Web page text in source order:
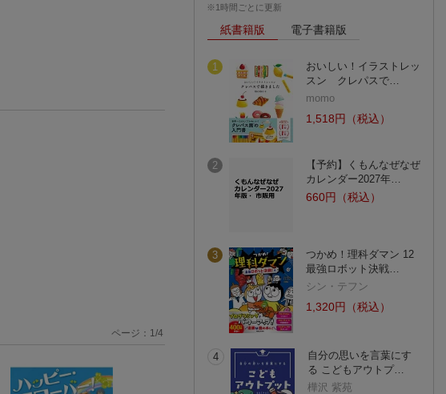
ページ： 1 /4
※1時間ごとに更新
紙書籍版 電子書籍版
1
おいしい！イラストレッ
スン クレパスで…
momo
1,518円（税込）
2
【予約】くもんなぜなぜ
カレンダー2027年…
660円（税込）
3
つかめ！理科ダマン 12
最強ロボット決戦…
シン・テフン
1,320円（税込）
4
自分の思いを言葉にす
る こどもアウトプ…
樺沢 紫苑